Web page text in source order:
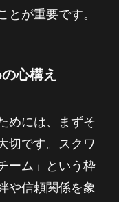
とが重要です。
心構え
めには、まずそ
切です。スクワ
ーム」という枠
や信頼関係を象